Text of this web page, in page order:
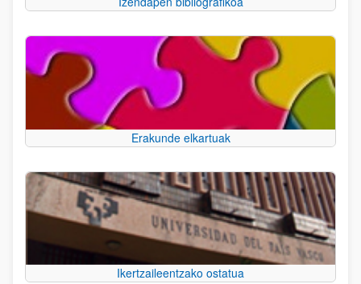
Erakunde elkartuak
Ikertzaileentzako ostatua